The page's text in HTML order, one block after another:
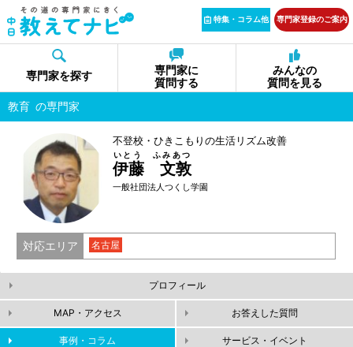
特集・コラム他 専門家登録のご案内
専門家を探す
専門家に
質問する
みんなの
質問を見る
教育 の専門家
不登校・ひきこもりの生活リズム改善
伊藤 文敦
いとう ふみあつ
一般社団法人つくし学園
対応エリア 名古屋
プロフィール
MAP・アクセス お答えした質問
事例・コラム サービス・イベント